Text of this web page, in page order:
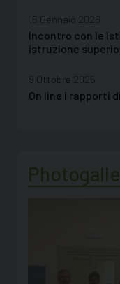
16 Gennaio 2026
Incontro con le
istruzione
9 Ottobre 2025
On line i rapporti
22 Maggio 2025